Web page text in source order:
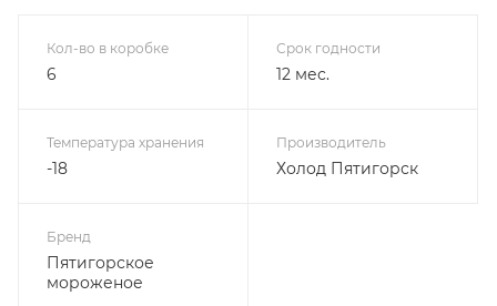
Кол-во в коробке
6
Срок годности
12 мес.
Температура хранения
-18
Производитель
Холод Пятигорск
Бренд
Пятигорское
мороженое